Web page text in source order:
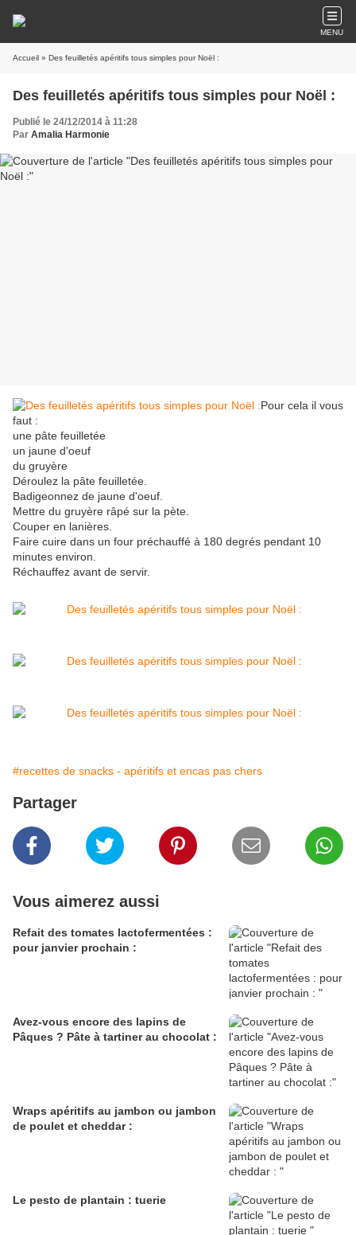
MENU
Accueil » Des feuilletés apéritifs tous simples pour Noël :
Des feuilletés apéritifs tous simples pour Noël :
Publié le 24/12/2014 à 11:28
Par Amalia Harmonie
Pour cela il vous
faut :
une pâte feuilletée
un jaune d'oeuf
du gruyère
Déroulez la pâte feuilletée.
Badigeonnez de jaune d'oeuf.
Mettre du gruyère râpé sur la pète.
Couper en lanières.
Faire cuire dans un four préchauffé à 180 degrés pendant 10
minutes environ.
Réchauffez avant de servir.
#recettes de snacks - apéritifs et encas pas chers
Partager
Vous aimerez aussi
Refait des tomates lactofermentées :
pour janvier prochain :
Avez-vous encore des lapins de
Pâques ? Pâte à tartiner au chocolat :
Wraps apéritifs au jambon ou jambon
de poulet et cheddar :
Le pesto de plantain : tuerie